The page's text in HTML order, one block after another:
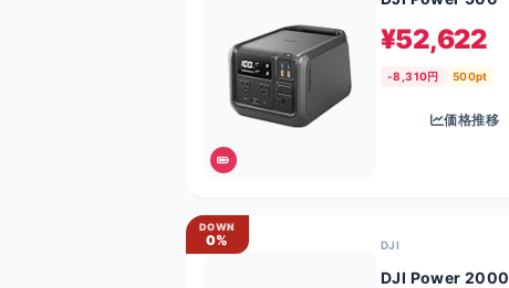
¥52,622
-8,310円 500pt
価格推移
DOWN
0% DJI
DJI Power 2000